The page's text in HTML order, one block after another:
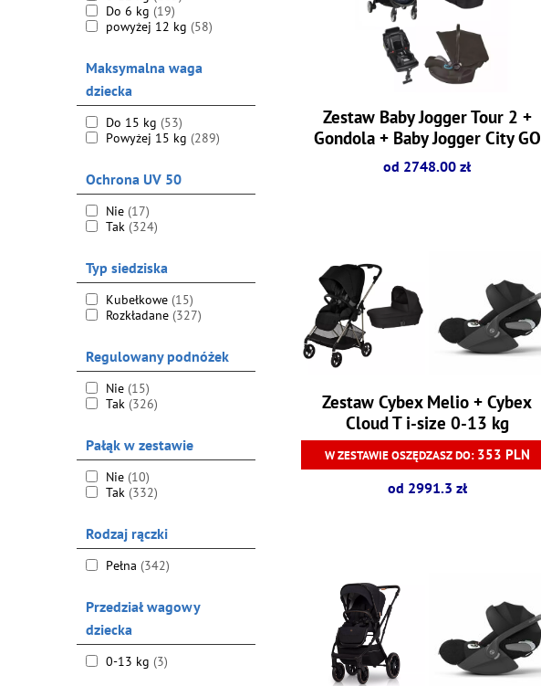
Do 6 kg (19)
powyżej 12 kg (58)
Maksymalna waga
dziecka
Do 15 kg (53)
Powyżej 15 kg (289)
Ochrona UV 50
Nie (17)
Tak (324)
Typ siedziska
Kubełkowe (15)
Rozkładane (327)
Regulowany podnóżek
Nie (15)
Tak (326)
Pałąk w zestawie
Nie (10)
Tak (332)
Rodzaj rączki
Pełna (342)
Przedział wagowy
dziecka
0-13 kg (3)
Zestaw Baby Jogger Tour 2 +
Gondola + Baby Jogger City GO
od 2748.00 zł
Zestaw Cybex Melio + Cybex
Cloud T i-size 0-13 kg
W ZESTAWIE OSZĘDZASZ DO: 353 PLN
od 2991.3 zł